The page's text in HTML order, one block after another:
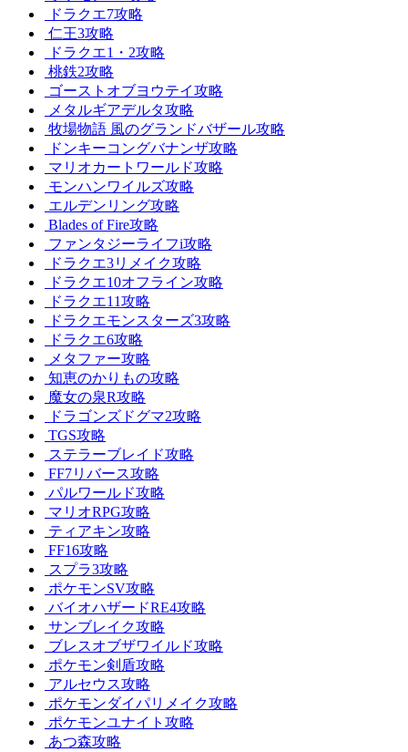
ドラクエ7攻略
仁王3攻略
ドラクエ1・2攻略
桃鉄2攻略
ゴーストオブヨウテイ攻略
メタルギアデルタ攻略
牧場物語 風のグランドバザール攻略
ドンキーコングバナンザ攻略
マリオカートワールド攻略
モンハンワイルズ攻略
エルデンリング攻略
Blades of Fire攻略
ファンタジーライフi攻略
ドラクエ3リメイク攻略
ドラクエ10オフライン攻略
ドラクエ11攻略
ドラクエモンスターズ3攻略
ドラクエ6攻略
メタファー攻略
知恵のかりもの攻略
魔女の泉R攻略
ドラゴンズドグマ2攻略
TGS攻略
ステラーブレイド攻略
FF7リバース攻略
パルワールド攻略
マリオRPG攻略
ティアキン攻略
FF16攻略
スプラ3攻略
ポケモンSV攻略
バイオハザードRE4攻略
サンブレイク攻略
ブレスオブザワイルド攻略
ポケモン剣盾攻略
アルセウス攻略
ポケモンダイパリメイク攻略
ポケモンユナイト攻略
あつ森攻略